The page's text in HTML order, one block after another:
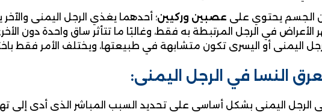
الجسم يحتوي على عصبين وركيين؛ أحدهما يغذي الرجل اليمنى
في الرجل المرتبطة به فقط، وغالبًا ما تتأثر ساق واحدة دون
اليمنى أو اليسرى تكون متشابهة في طبيعتها، ويختلف الأمر فقط
النسا في الرجل اليمنى:
الرجل اليمنى بشكل أساسي على تحديد السبب المباشر الذي أدى